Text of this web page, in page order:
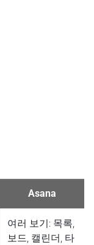
Asana
여러 보기: 목록,
보드, 캘린더, 타